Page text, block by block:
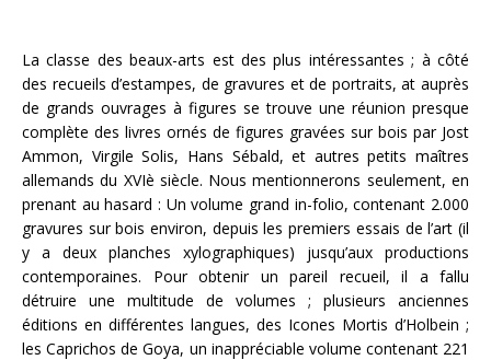
La classe des beaux-arts est des plus intéressantes ; à côté
des recueils d’estampes, de gravures et de portraits, at auprès
de grands ouvrages à figures se trouve une réunion presque
complète des livres ornés de figures gravées sur bois par Jost
Ammon, Virgile Solis, Hans Sébald, et autres petits maîtres
allemands du XVIè siècle. Nous mentionnerons seulement, en
prenant au hasard : Un volume grand in-folio, contenant 2.000
gravures sur bois environ, depuis les premiers essais de l’art (il
y a deux planches xylographiques) jusqu’aux productions
contemporaines. Pour obtenir un pareil recueil, il a fallu
détruire une multitude de volumes ; plusieurs anciennes
éditions en différentes langues, des Icones Mortis d’Holbein ;
les Caprichos de Goya, un inappréciable volume contenant 221